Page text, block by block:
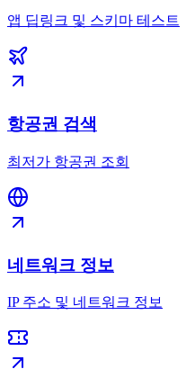
앱 딥링크 및 스키마 테스트
항공권 검색
최저가 항공권 조회
네트워크 정보
IP 주소 및 네트워크 정보